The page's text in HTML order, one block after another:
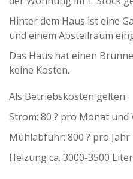
Hinter dem Haus ist eine
und einem Abstellraum
Das Haus hat einen
keine Kosten.
Als Betriebskosten gelten:
Strom: 80 ? pro Monat
Mühlabfuhr: 800 ? pro Jahr
Heizung ca. 3000-3500